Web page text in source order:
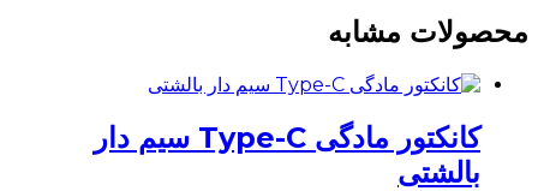
محصولات مشابه
کانکتور مادگی Type-C سیم دار
بالشتی